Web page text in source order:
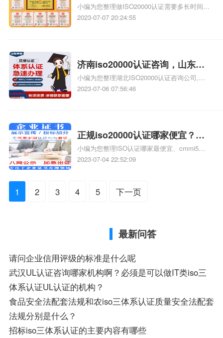
iso20000需要多长时间
小编为您整理做ISO20000认证需要多长时间、
3c认证一般需要多长时间、办理3c认证需要多
2023-07-07 20:24:55
济南iso20000认证咨询，山东济
南iso20000认证咨询
小编为您整理湖北ISO20000认证咨询公司,哪
里找一家ISO20000认证咨询公司、湖南
识，详情可查看下方正文！
2023-07-06 07:56:46
正规iso20000认证哪家便宜？黔
东南正规iso20000认证哪家便
宜？
小编为您整理ISO认证哪家最便宜、cmmi5认
证哪家正规、SA8000认证哪家正规、东莞
2023-07-04 22:52:09
1 2 3 4 5 下一页
最新问答
请问企业信用评级的标准是什么呢
武汉UL认证咨询哪家机构啊？必须是可以做IT类iso三
体系认证UL认证的机构？
食品安全法配套法规和农iso三体系认证质量安全法配套
法规分别是什么？
招标iso三体系认证的主要内容有哪些